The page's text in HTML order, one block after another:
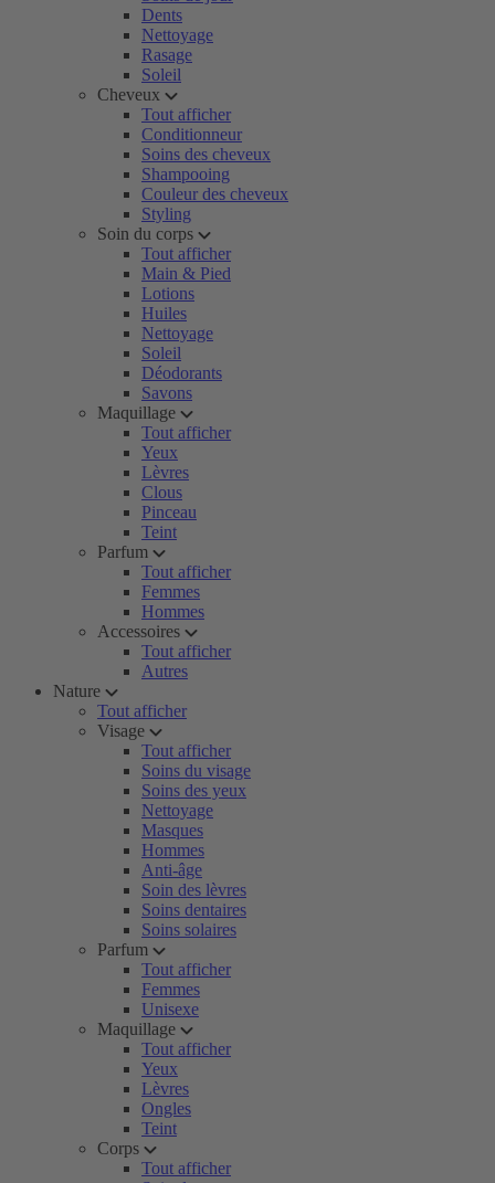
Dents
Nettoyage
Rasage
Soleil
Cheveux
Tout afficher
Conditionneur
Soins des cheveux
Shampooing
Couleur des cheveux
Styling
Soin du corps
Tout afficher
Main & Pied
Lotions
Huiles
Nettoyage
Soleil
Déodorants
Savons
Maquillage
Tout afficher
Yeux
Lèvres
Clous
Pinceau
Teint
Parfum
Tout afficher
Femmes
Hommes
Accessoires
Tout afficher
Autres
Nature
Tout afficher
Visage
Tout afficher
Soins du visage
Soins des yeux
Nettoyage
Masques
Hommes
Anti-âge
Soin des lèvres
Soins dentaires
Soins solaires
Parfum
Tout afficher
Femmes
Unisexe
Maquillage
Tout afficher
Yeux
Lèvres
Ongles
Teint
Corps
Tout afficher